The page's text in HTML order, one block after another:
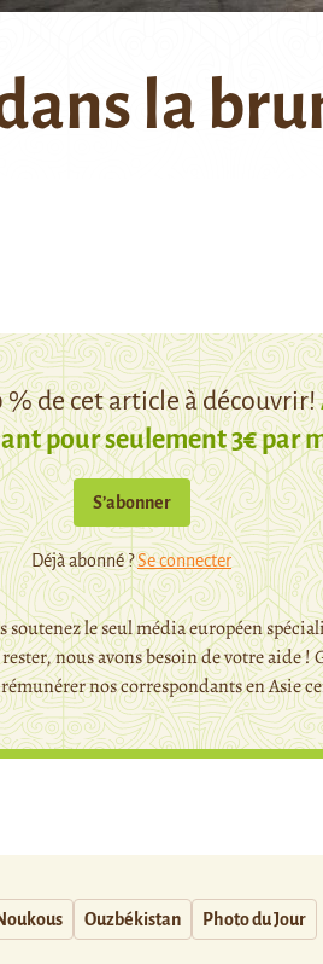
la
% de cet article à découvrir!
pour seulement 3€ par
S’abonner
Déjà abonné ?Se connecter
soutenez le seul média européen
nous avons besoin de votre aide !
nos correspondants en Asie
Ouzbékistan Photo du Jour